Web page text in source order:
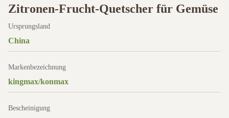
Zitronen-Frucht-Quetscher für Gemüse
Ursprungsland
China
Markenbezeichnung
kingmax/konmax
Bescheinigung